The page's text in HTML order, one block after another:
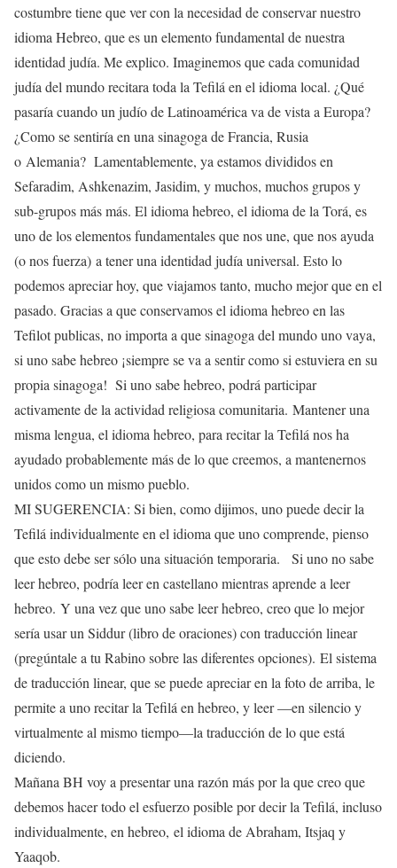
costumbre tiene que ver con la necesidad de conservar nuestro
idioma Hebreo, que es un elemento fundamental de nuestra
identidad judía. Me explico. Imaginemos que cada comunidad
judía del mundo recitara toda la Tefilá en el idioma local. ¿Qué
pasaría cuando un judío de Latinoamérica va de vista a Europa?
¿Como se sentiría en una sinagoga de Francia, Rusia
o Alemania? Lamentablemente, ya estamos divididos en
Sefaradim, Ashkenazim, Jasidim, y muchos, muchos grupos y
sub-grupos más más. El idioma hebreo, el idioma de la Torá, es
uno de los elementos fundamentales que nos une, que nos ayuda
(o nos fuerza) a tener una identidad judía universal. Esto lo
podemos apreciar hoy, que viajamos tanto, mucho mejor que en el
pasado. Gracias a que conservamos el idioma hebreo en las
Tefilot publicas, no importa a que sinagoga del mundo uno vaya,
si uno sabe hebreo ¡siempre se va a sentir como si estuviera en su
propia sinagoga! Si uno sabe hebreo, podrá participar
activamente de la actividad religiosa comunitaria. Mantener una
misma lengua, el idioma hebreo, para recitar la Tefilá nos ha
ayudado probablemente más de lo que creemos, a mantenernos
unidos como un mismo pueblo.
MI SUGERENCIA: Si bien, como dijimos, uno puede decir la
Tefilá individualmente en el idioma que uno comprende, pienso
que esto debe ser sólo una situación temporaria. Si uno no sabe
leer hebreo, podría leer en castellano mientras aprende a leer
hebreo. Y una vez que uno sabe leer hebreo, creo que lo mejor
sería usar un Siddur (libro de oraciones) con traducción linear
(pregúntale a tu Rabino sobre las diferentes opciones). El sistema
de traducción linear, que se puede apreciar en la foto de arriba, le
permite a uno recitar la Tefilá en hebreo, y leer —en silencio y
virtualmente al mismo tiempo—la traducción de lo que está
diciendo.
Mañana BH voy a presentar una razón más por la que creo que
debemos hacer todo el esfuerzo posible por decir la Tefilá, incluso
individualmente, en hebreo, el idioma de Abraham, Itsjaq y
Yaaqob.